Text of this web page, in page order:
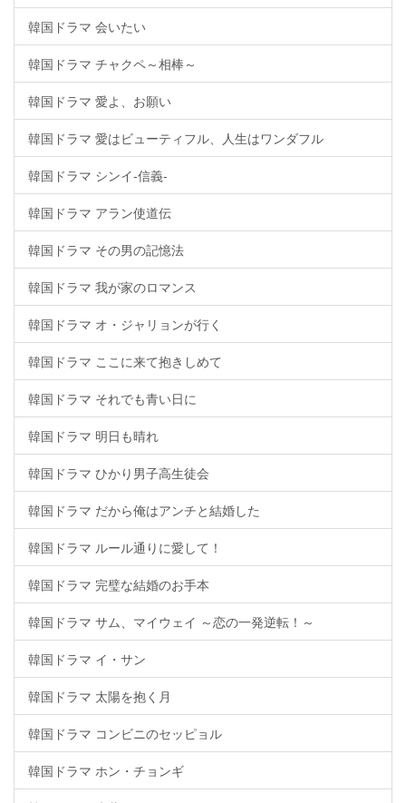
韓国ドラマ 会いたい
韓国ドラマ チャクペ～相棒～
韓国ドラマ 愛よ、お願い
韓国ドラマ 愛はビューティフル、人生はワンダフル
韓国ドラマ シンイ-信義-
韓国ドラマ アラン使道伝
韓国ドラマ その男の記憶法
韓国ドラマ 我が家のロマンス
韓国ドラマ オ・ジャリョンが行く
韓国ドラマ ここに来て抱きしめて
韓国ドラマ それでも青い日に
韓国ドラマ 明日も晴れ
韓国ドラマ ひかり男子高生徒会
韓国ドラマ だから俺はアンチと結婚した
韓国ドラマ ルール通りに愛して！
韓国ドラマ 完璧な結婚のお手本
韓国ドラマ サム、マイウェイ ～恋の一発逆転！～
韓国ドラマ イ・サン
韓国ドラマ 太陽を抱く月
韓国ドラマ コンビニのセッピョル
韓国ドラマ ホン・チョンギ